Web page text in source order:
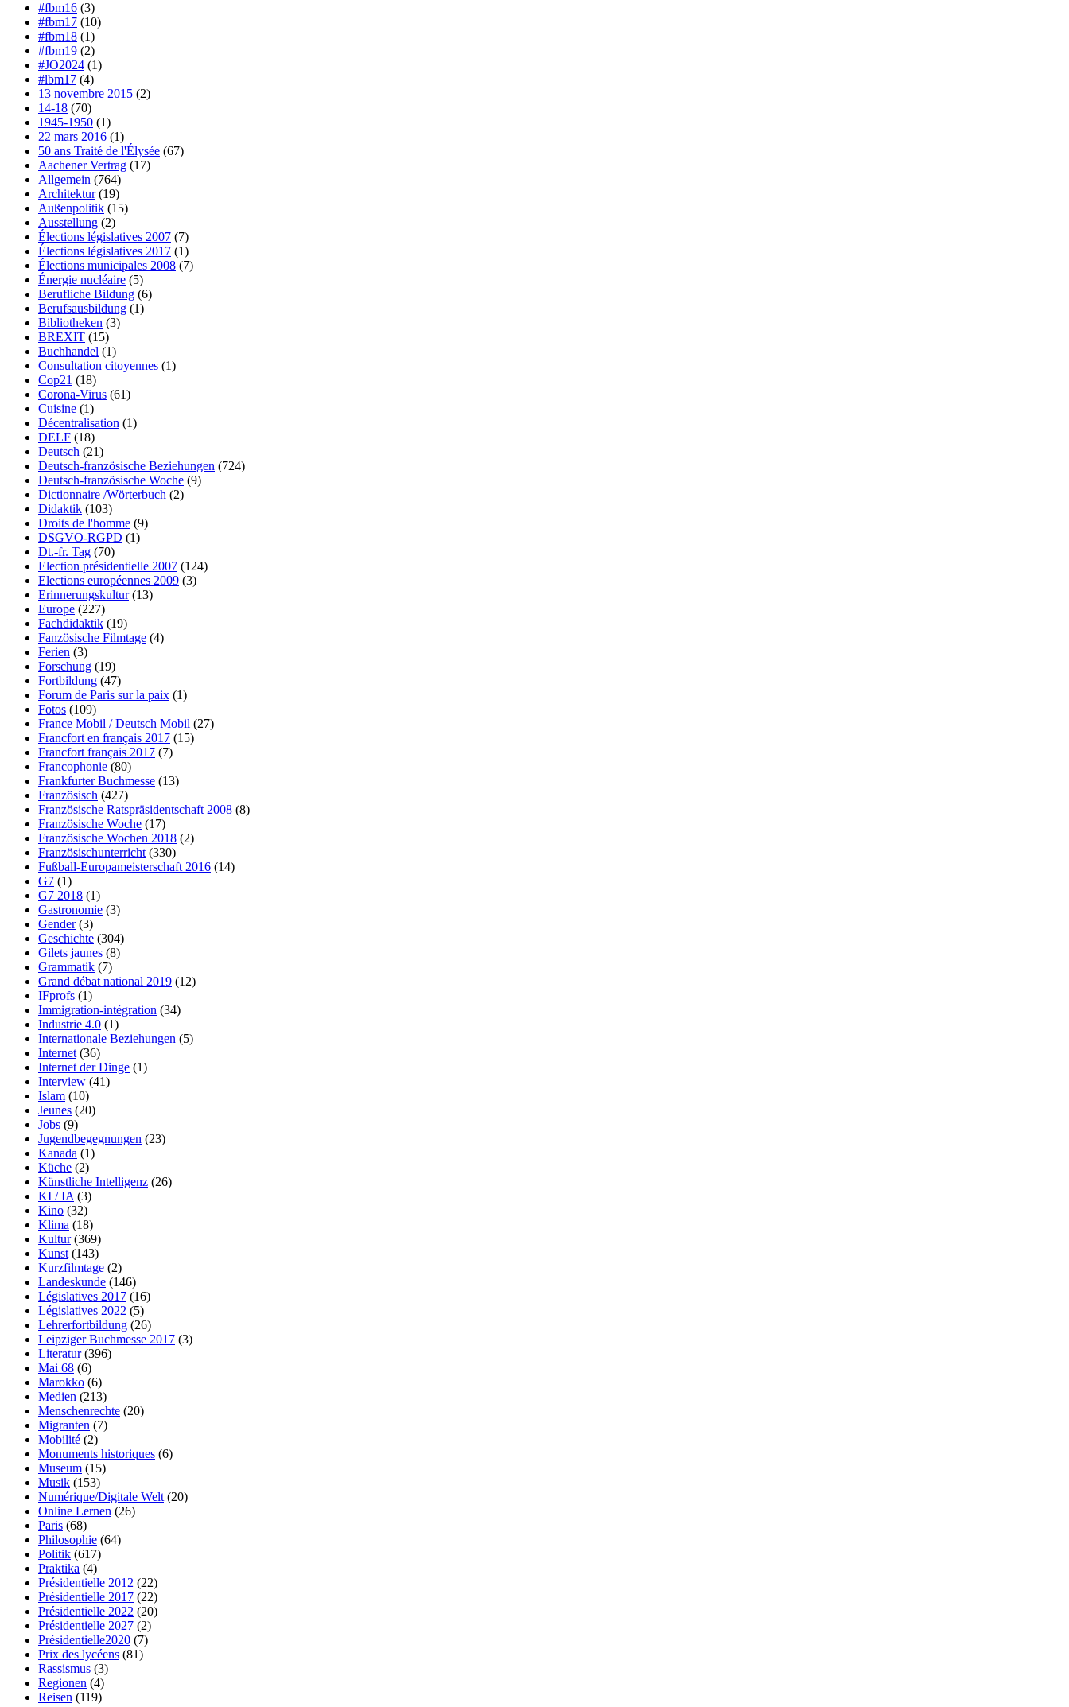
#fbm16 (3)
#fbm17 (10)
#fbm18 (1)
#fbm19 (2)
#JO2024 (1)
#lbm17 (4)
13 novembre 2015 (2)
14-18 (70)
1945-1950 (1)
22 mars 2016 (1)
50 ans Traité de l'Élysée (67)
Aachener Vertrag (17)
Allgemein (764)
Architektur(19)
Außenpolitik (15)
Ausstellung (2)
Élections législatives 2007 (7)
Élections législatives 2017 (1)
Élections municipales 2008 (7)
Énergie nucléaire (5)
Berufliche Bildung (6)
Berufsausbildung (1)
Bibliotheken (3)
BREXIT (15)
Buchhandel (1)
Consultation citoyennes (1)
Cop21 (18)
Corona-Virus (61)
Cuisine (1)
Décentralisation (1)
DELF (18)
Deutsch (21)
Deutsch-französische Beziehungen (724)
Deutsch-französische Woche (9)
Dictionnaire /Wörterbuch (2)
Didaktik (103)
Droits de l'homme (9)
DSGVO-RGPD (1)
Dt.-fr. Tag (70)
Election présidentielle 2007 (124)
Elections européennes 2009 (3)
Erinnerungskultur(13)
Europe (227)
Fachdidaktik (19)
Fanzösische Filmtage (4)
Ferien (3)
Forschung (19)
Fortbildung (47)
Forum de Paris sur la paix (1)
Fotos (109)
France Mobil / Deutsch Mobil (27)
Francfort en français 2017 (15)
Francfort français 2017 (7)
Francophonie (80)
Frankfurter Buchmesse (13)
Französisch (427)
Französische Ratspräsidentschaft 2008 (8)
Französische Woche (17)
Französische Wochen 2018 (2)
Französischunterricht (330)
Fußball-Europameisterschaft 2016 (14)
G7 (1)
G7 2018 (1)
Gastronomie (3)
Gender(3)
Geschichte (304)
Gilets jaunes (8)
Grammatik (7)
Grand débat national 2019 (12)
IFprofs (1)
Immigration-intégration (34)
Industrie 4.0 (1)
Internationale Beziehungen (5)
Internet (36)
Internet der Dinge (1)
Interview (41)
Islam (10)
Jeunes (20)
Jobs (9)
Jugendbegegnungen (23)
Kanada (1)
Küche (2)
Künstliche Intelligenz (26)
KI / IA (3)
Kino (32)
Klima (18)
Kultur(369)
Kunst (143)
Kurzfilmtage (2)
Landeskunde (146)
Législatives 2017 (16)
Législatives 2022 (5)
Lehrerfortbildung (26)
Leipziger Buchmesse 2017 (3)
Literatur(396)
Mai 68 (6)
Marokko (6)
Medien (213)
Menschenrechte (20)
Migranten (7)
Mobilité (2)
Monuments historiques (6)
Museum (15)
Musik (153)
Numérique/Digitale Welt (20)
Online Lernen (26)
Paris (68)
Philosophie (64)
Politik (617)
Praktika (4)
Présidentielle 2012 (22)
Présidentielle 2017 (22)
Présidentielle 2022 (20)
Présidentielle 2027 (2)
Présidentielle2020 (7)
Prix des lycéens (81)
Rassismus (3)
Regionen (4)
Reisen (119)